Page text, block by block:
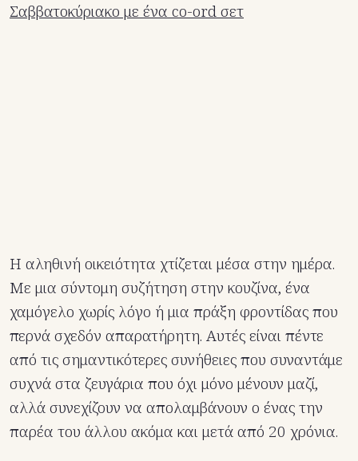
Σαββατοκύριακο με ένα co-ord σετ
Η αληθινή οικειότητα χτίζεται μέσα στην ημέρα.
Με μια σύντομη συζήτηση στην κουζίνα, ένα
χαμόγελο χωρίς λόγο ή μια πράξη φροντίδας που
περνά σχεδόν απαρατήρητη. Αυτές είναι πέντε
από τις σημαντικότερες συνήθειες που συναντάμε
συχνά στα ζευγάρια που όχι μόνο μένουν μαζί,
αλλά συνεχίζουν να απολαμβάνουν ο ένας την
παρέα του άλλου ακόμα και μετά από 20 χρόνια.